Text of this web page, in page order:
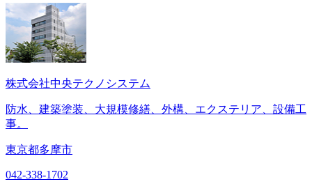
株式会社中央テクノシステム
防水、建築塗装、大規模修繕、外構、エクステリア、設備工
事。
東京都多摩市
042-338-1702